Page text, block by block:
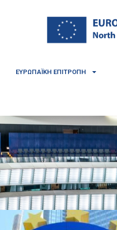
ΕΥΡΩΠΑΪΚΉ ΕΠΙΤΡΟΠΉ